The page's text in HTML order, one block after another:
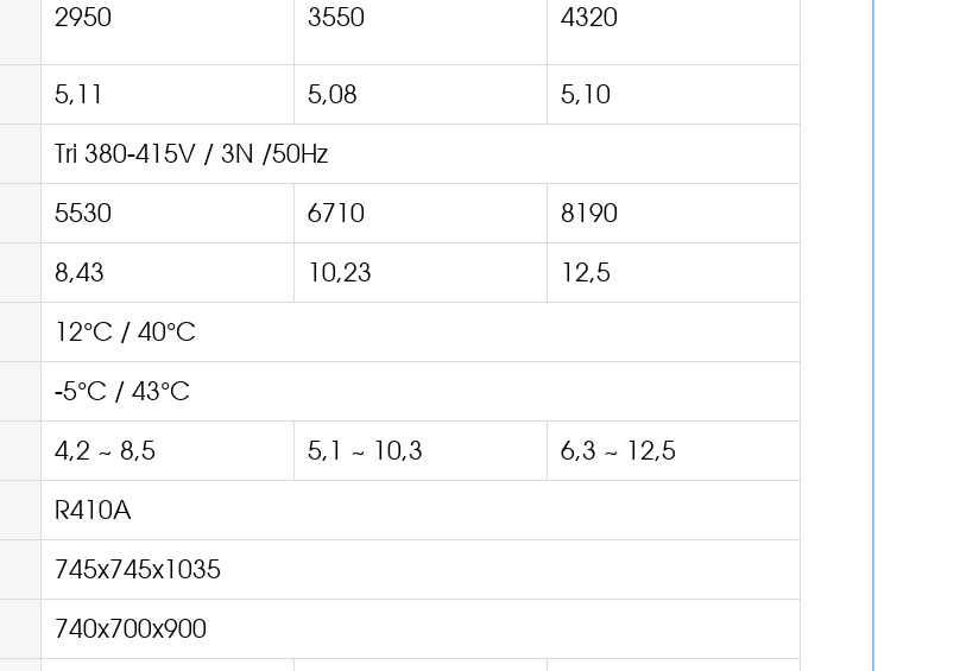
2950 3550 4320
5,11 5,08
5,10
Tri 380-415V / 3N /50Hz
5530 6710
8190
8,43 10,23
12,5
12°C / 40°C
-5°C / 43°C
4,2 ~ 8,5 5,1 ~ 10,3
6,3 ~ 12,5
R410A
745x745x1035
740x700x900